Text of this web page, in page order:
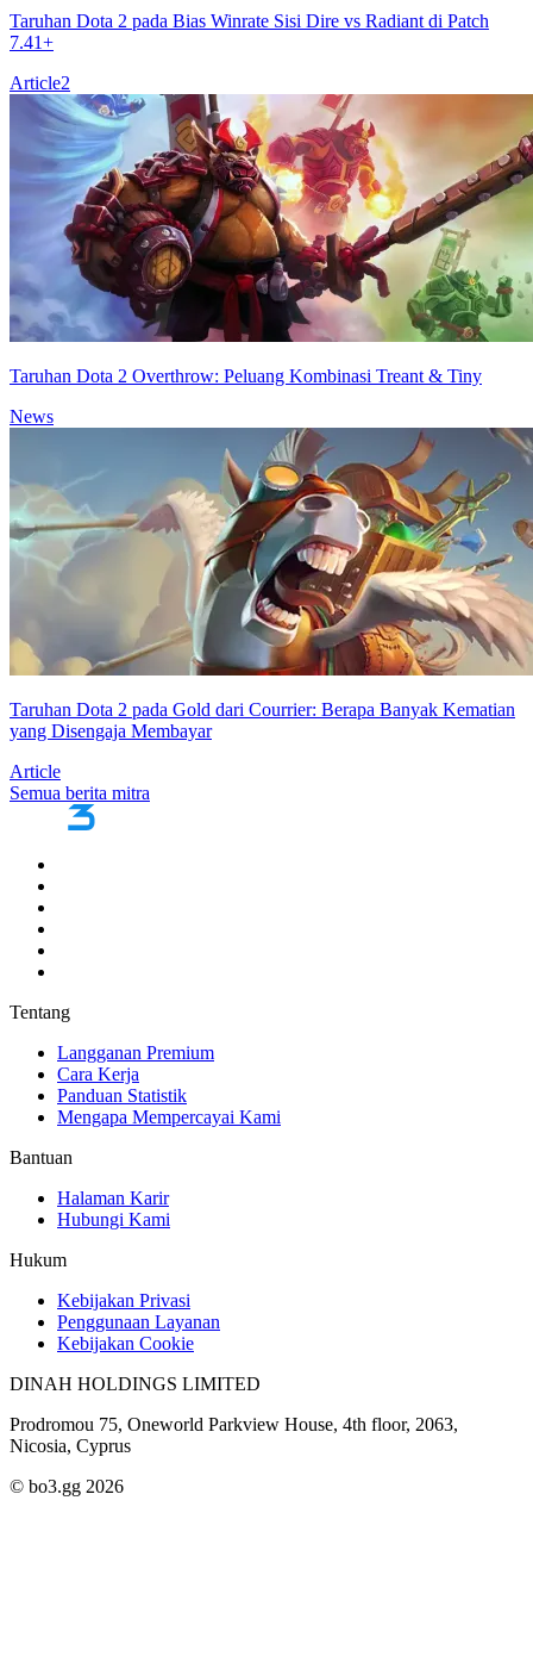
Taruhan Dota 2 pada Bias Winrate Sisi Dire vs Radiant di Patch
7.41+
Article2
Taruhan Dota 2 Overthrow: Peluang Kombinasi Treant & Tiny
News
Taruhan Dota 2 pada Gold dari Courrier: Berapa Banyak Kematian
yang Disengaja Membayar
Article
Semua berita mitra
Tentang
Langganan Premium
Cara Kerja
Panduan Statistik
Mengapa Mempercayai Kami
Bantuan
Halaman Karir
Hubungi Kami
Hukum
Kebijakan Privasi
Penggunaan Layanan
Kebijakan Cookie
DINAH HOLDINGS LIMITED
Prodromou 75, Oneworld Parkview House, 4th floor, 2063,
Nicosia, Cyprus
© bo3.gg 2026